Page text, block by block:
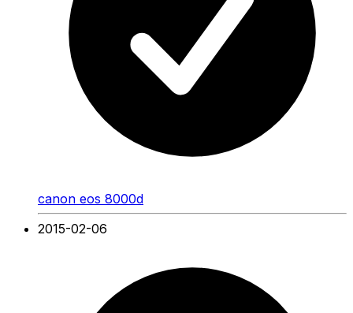
canon eos 8000d
2015-02-06